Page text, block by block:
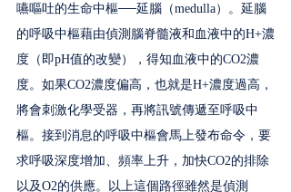
嚥嘔吐的生命中樞──延腦（medulla）。延腦
的呼吸中樞藉由偵測腦脊髓液和血液中的H+濃
度（即pH值的改變），得知血液中的CO2濃
度。如果CO2濃度偏高，也就是H+濃度過高，
將會刺激化學受器，再將訊號傳遞至呼吸中
樞。接到消息的呼吸中樞會馬上發布命令，要
求呼吸深度增加、頻率上升，加快CO2的排除
以及O2的供應。以上這個路徑雖然是偵測